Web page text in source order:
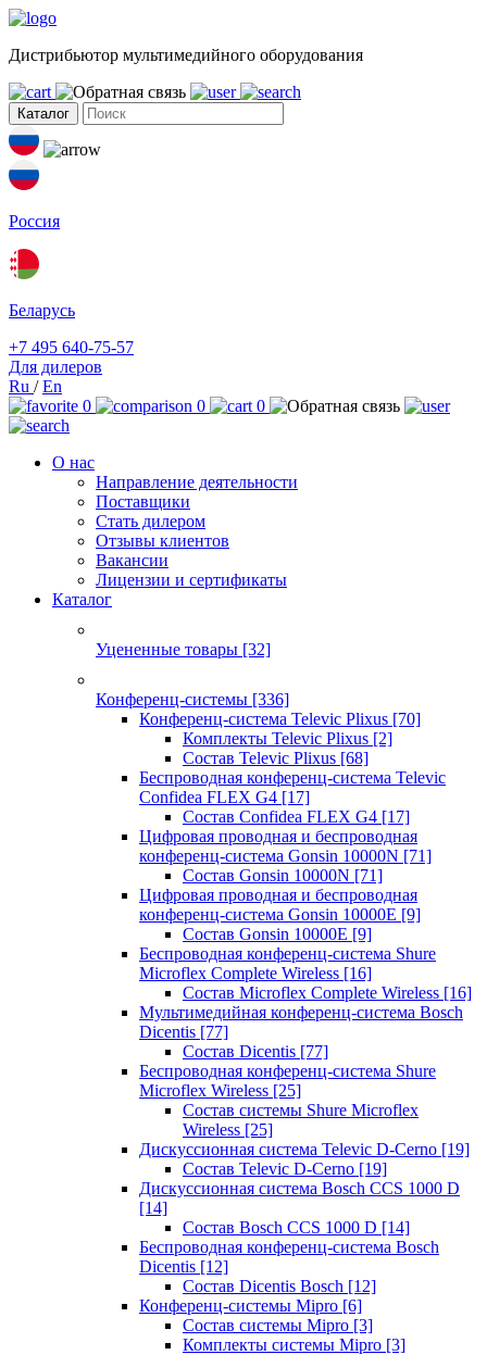
Дистрибьютор мультимедийного оборудования
Каталог
Россия
Беларусь
+7 495 640-75-57
Для дилеров
Ru /En
0
0 0
О нас
Направление деятельности
Поставщики
Стать дилером
Отзывы клиентов
Вакансии
Лицензии и сертификаты
Каталог
Уцененные товары [32]
Конференц-системы [336]
Конференц-система Televic Plixus [70]
Комплекты Televic Plixus [2]
Состав Televic Plixus [68]
Беспроводная конференц-система Televic
Confidea FLEX G4 [17]
Состав Confidea FLEX G4 [17]
Цифровая проводная и беспроводная
конференц-система Gonsin 10000N [71]
Состав Gonsin 10000N [71]
Цифровая проводная и беспроводная
конференц-система Gonsin 10000E [9]
Состав Gonsin 10000E [9]
Беспроводная конференц-система Shure
Microflex Complete Wireless [16]
Состав Microflex Complete Wireless [16]
Мультимедийная конференц-система Bosch
Dicentis [77]
Состав Dicentis [77]
Беспроводная конференц-система Shure
Microflex Wireless [25]
Состав системы Shure Microflex
Wireless [25]
Дискуссионная система Televic D-Cerno [19]
Состав Televic D-Cerno [19]
Дискуссионная система Bosch CCS 1000 D
[14]
Состав Bosch CCS 1000 D [14]
Беспроводная конференц-система Bosch
Dicentis [12]
Состав Dicentis Bosch [12]
Конференц-системы Mipro [6]
Состав системы Mipro [3]
Комплекты системы Mipro [3]